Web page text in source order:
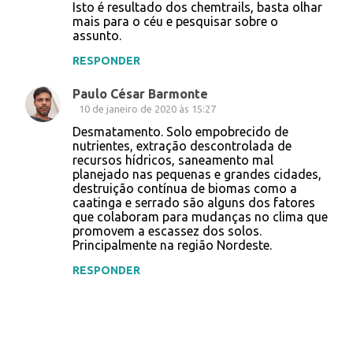
Isto é resultado dos chemtrails, basta olhar
mais para o céu e pesquisar sobre o
assunto.
RESPONDER
Paulo César Barmonte
10 de janeiro de 2020 às 15:27
Desmatamento. Solo empobrecido de
nutrientes, extração descontrolada de
recursos hídricos, saneamento mal
planejado nas pequenas e grandes cidades,
destruição contínua de biomas como a
caatinga e serrado são alguns dos fatores
que colaboram para mudanças no clima que
promovem a escassez dos solos.
Principalmente na região Nordeste.
RESPONDER